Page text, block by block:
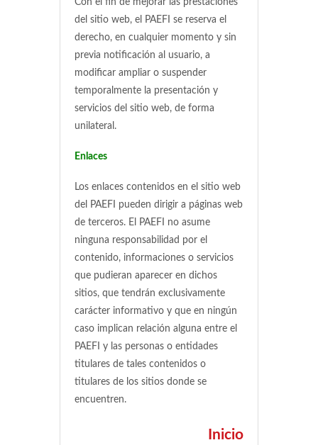
Con el fin de mejorar las prestaciones
del sitio web, el PAEFI se reserva el
derecho, en cualquier momento y sin
previa notificación al usuario, a
modificar ampliar o suspender
temporalmente la presentación y
servicios del sitio web, de forma
unilateral.
Enlaces
Los enlaces contenidos en el sitio web
del PAEFI pueden dirigir a páginas web
de terceros. El PAEFI no asume
ninguna responsabilidad por el
contenido, informaciones o servicios
que pudieran aparecer en dichos
sitios, que tendrán exclusivamente
carácter informativo y que en ningún
caso implican relación alguna entre el
PAEFI y las personas o entidades
titulares de tales contenidos o
titulares de los sitios donde se
encuentren.
Inicio